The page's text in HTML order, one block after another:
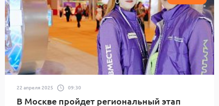
22 апреля 2025 09:30
В Москве пройдет региональный этап